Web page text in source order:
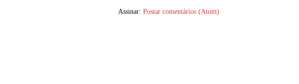
Assinar: Postar comentários (Atom)